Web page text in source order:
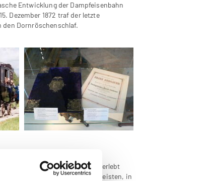
Entwicklung der Dampfeisenbahn
Dezember 1872 traf der letzte
den Dornröschenschlaf.
Gefühl des "Reisens von einst" erlebt
des Habsburger Kaiserreiches reisten, in